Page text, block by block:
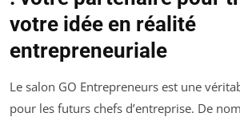
votre idée en réalité
entrepreneuriale
Le salon GO Entrepreneurs est une
pour les futurs chefs d’entreprise. De